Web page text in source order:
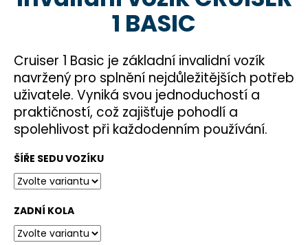
hvězdiček.
1 BASIC
Cruiser 1 Basic je základní invalidní vozík
navržený pro splnění nejdůležitějších potřeb
uživatele. Vyniká svou jednoduchostí a
praktičností, což zajišťuje pohodlí a
spolehlivost při každodenním používání.
ŠÍŘE SEDU VOZÍKU
ZADNÍ KOLA
í
t
?
D
o